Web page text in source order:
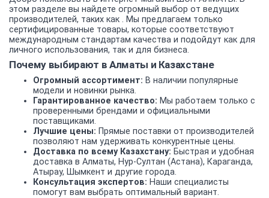
этом разделе вы найдете огромный выбор от ведущих
производителей, таких как . Мы предлагаем только
сертифицированные товары, которые соответствуют
международным стандартам качества и подойдут как для
личного использования, так и для бизнеса.
Почему выбирают в Алматы и Казахстане
Огромный ассортимент: В наличии популярные
модели и новинки рынка.
Гарантированное качество: Мы работаем только с
проверенными брендами и официальными
поставщиками.
Лучшие цены: Прямые поставки от производителей
позволяют нам удерживать конкурентные цены.
Доставка по всему Казахстану: Быстрая и удобная
доставка в Алматы, Нур-Султан (Астана), Караганда,
Атырау, Шымкент и другие города.
Консультация экспертов: Наши специалисты
помогут вам выбрать оптимальный вариант.